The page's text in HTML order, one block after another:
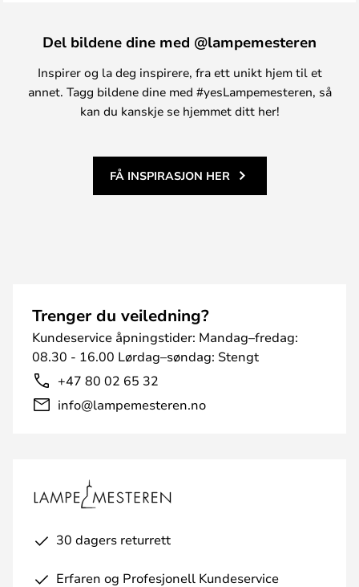
Del bildene dine med @lampemesteren
Inspirer og la deg inspirere, fra ett unikt hjem til et
annet. Tagg bildene dine med #yesLampemesteren, så
kan du kanskje se hjemmet ditt her!
FÅ INSPIRASJON HER
Trenger du veiledning?
Kundeservice åpningstider: Mandag–fredag:
08.30 - 16.00 Lørdag–søndag: Stengt
+47 80 02 65 32
info@lampemesteren.no
30 dagers returrett
Erfaren og Profesjonell Kundeservice